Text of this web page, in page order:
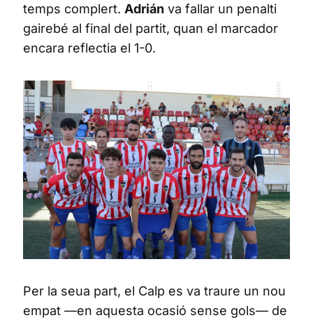
temps complert. Adrián va fallar un penalti
gairebé al final del partit, quan el marcador
encara reflectia el 1-0.
Per la seua part, el Calp es va traure un nou
empat —en aquesta ocasió sense gols— de